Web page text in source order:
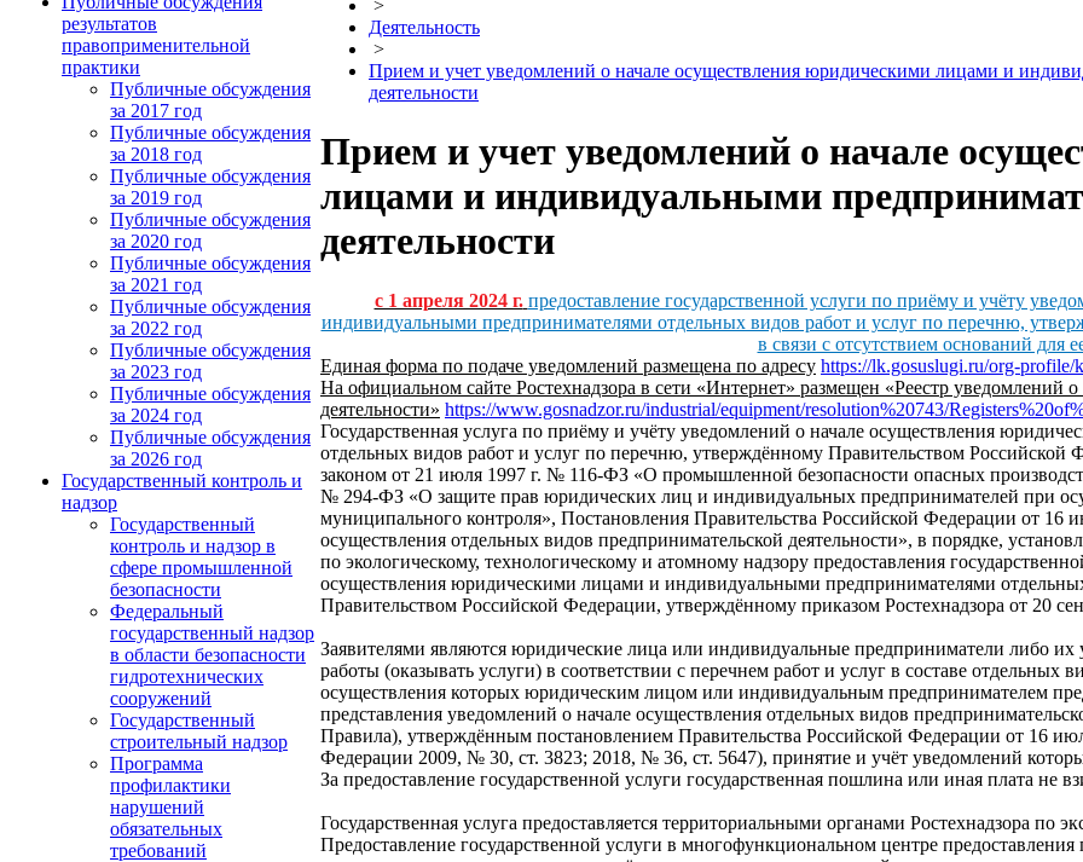
результатов
правоприменительной
практики
Публичные обсуждения
за 2017 год
Публичные обсуждения
за 2018 год
Публичные обсуждения
за 2019 год
Публичные обсуждения
за 2020 год
Публичные обсуждения
за 2021 год
Публичные обсуждения
за 2022 год
Публичные обсуждения
за 2023 год
Публичные обсуждения
за 2024 год
Публичные обсуждения
за 2026 год
Государственный контроль и
надзор
Государственный
контроль и надзор в
сфере промышленной
безопасности
Федеральный
государственный надзор
в области безопасности
гидротехнических
сооружений
Государственный
строительный надзор
Программа
профилактики
нарушений
обязательных
требований
>
Деятельность
>
Прием и учет уведомлений о начале осуществления юридическими лицами и
деятельности
Прием и учет уведомлений о начале
лицами и индивидуальными
деятельности
с 1 апреля 2024 г. предоставление государственной услуги по приёму и учёту
индивидуальными предпринимателями отдельных видов работ и услуг по перечню,
в связи с отсутствием оснований для
Единая форма по подаче уведомлений размещена по адресу https://lk.gosuslugi.ru/org-profile/
На официальном сайте Ростехнадзора в сети «Интернет» размещен «Реестр уведомлений
деятельности» https://www.gosnadzor.ru/industrial/equipment/resolution%20743/
Государственная услуга по приёму и учёту уведомлений о начале осуществления
отдельных видов работ и услуг по перечню, утверждённому Правительством
законом от 21 июля 1997 г. № 116-ФЗ «О промышленной безопасности опасных
№ 294-ФЗ «О защите прав юридических лиц и индивидуальных предпринимателей при
муниципального контроля», Постановления Правительства Российской Федерации от 16
осуществления отдельных видов предпринимательской деятельности», в порядке,
по экологическому, технологическому и атомному надзору предоставления
осуществления юридическими лицами и индивидуальными предпринимателями
Правительством Российской Федерации, утверждённому приказом Ростехнадзора от 20
Заявителями являются юридические лица или индивидуальные предприниматели либо
работы (оказывать услуги) в соответствии с перечнем работ и услуг в составе отдельных
осуществления которых юридическим лицом или индивидуальным предпринимателем
представления уведомлений о начале осуществления отдельных видов
Правила), утверждённым постановлением Правительства Российской Федерации от 16
Федерации 2009, № 30, ст. 3823; 2018, № 36, ст. 5647), принятие и учёт уведомлений
За предоставление государственной услуги государственная пошлина или иная плата не
Государственная услуга предоставляется территориальными органами Ростехнадзора по
Предоставление государственной услуги в многофункциональном центре